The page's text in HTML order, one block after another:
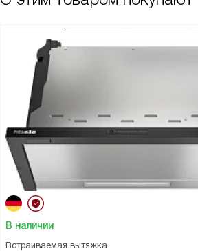
В наличии
Встраиваемая вытяжка